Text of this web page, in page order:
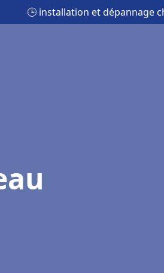
🕒 installation et dépannage